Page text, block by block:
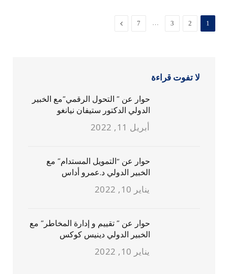
1
2
3
7 التالي
لا تفوت قراءة
حوار عن ” التحول الرقمي”مع الخبير
الدولي الدكتور ستيفان نيانغو
أبريل 11, 2022
حوار عن “التمويل المستدام” مع
الخبير الدولي د.عمرو أداس
يناير 10, 2022
حوار عن ” تقييم و إدارة المخاطر” مع
الخبير الدولي دينيس كوكس
يناير 10, 2022